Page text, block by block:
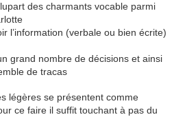
des charmants vocable parmi
l’information (verbale ou bien écrite)
grand nombre de décisions et ainsi
de tracas
légères se présentent comme
ce faire il suffit touchant à pas du